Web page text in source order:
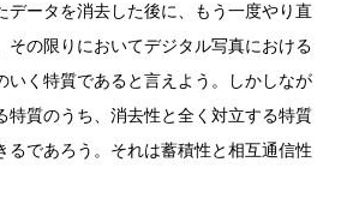
データを消去した後に、もう一度やり直
その限りにおいてデジタル写真における
いく特質であると言えよう。しかしなが
特質のうち、消去性と全く対立する特質
るであろう。それは蓄積性と相互通信性